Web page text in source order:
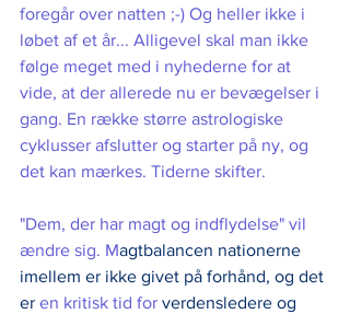
foregår over natten ;-) Og heller ikke i
løbet af et år... Alligevel skal man ikke
følge meget med i nyhederne for at
vide, at der allerede nu er bevægelser i
gang. En række større astrologiske
cyklusser afslutter og starter på ny, og
det kan mærkes. Tiderne skifter.
"Dem, der har magt og indflydelse" vil
ændre sig. Magtbalancen nationerne
imellem er ikke givet på forhånd, og det
er en kritisk tid for verdensledere og